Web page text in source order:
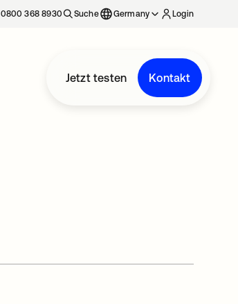
0800 368 8930 Suche Germany Login
Jetzt testen Kontakt